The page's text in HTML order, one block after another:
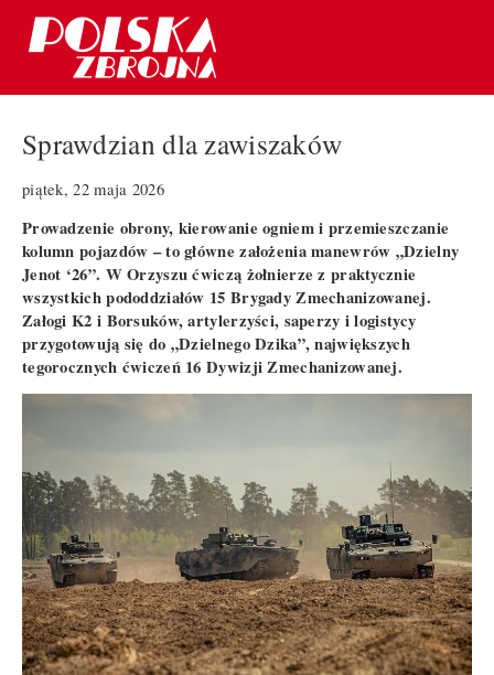
Sprawdzian dla zawiszaków
piątek, 22 maja 2026
Prowadzenie obrony, kierowanie ogniem i przemieszczanie
kolumn pojazdów – to główne założenia manewrów „Dzielny
Jenot ‘26”. W Orzyszu ćwiczą żołnierze z praktycznie
wszystkich pododdziałów 15 Brygady Zmechanizowanej.
Załogi K2 i Borsuków, artylerzyści, saperzy i logistycy
przygotowują się do „Dzielnego Dzika”, największych
tegorocznych ćwiczeń 16 Dywizji Zmechanizowanej.